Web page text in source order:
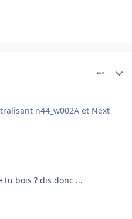
n44_w002A et Next
tu bois ? dis donc ...